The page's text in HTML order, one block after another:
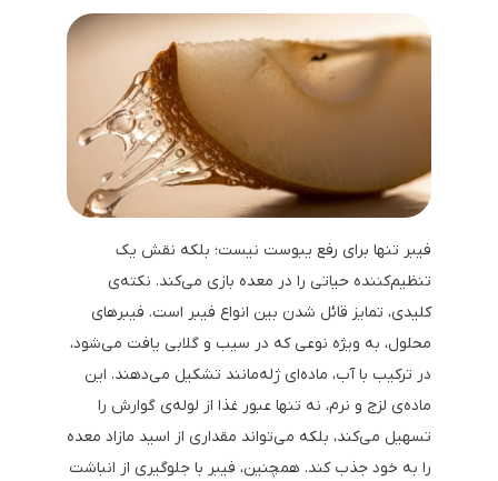
فیبر تنها برای رفع یبوست نیست؛ بلکه نقش یک
تنظیم‌کننده حیاتی را در معده بازی می‌کند. نکته‌ی
کلیدی، تمایز قائل شدن بین انواع فیبر است. فیبرهای
محلول، به ویژه نوعی که در سیب و گلابی یافت می‌شود،
در ترکیب با آب، ماده‌ای ژله‌مانند تشکیل می‌دهند. این
ماده‌ی لزج و نرم، نه تنها عبور غذا از لوله‌ی گوارش را
تسهیل می‌کند، بلکه می‌تواند مقداری از اسید مازاد معده
را به خود جذب کند. همچنین، فیبر با جلوگیری از انباشت